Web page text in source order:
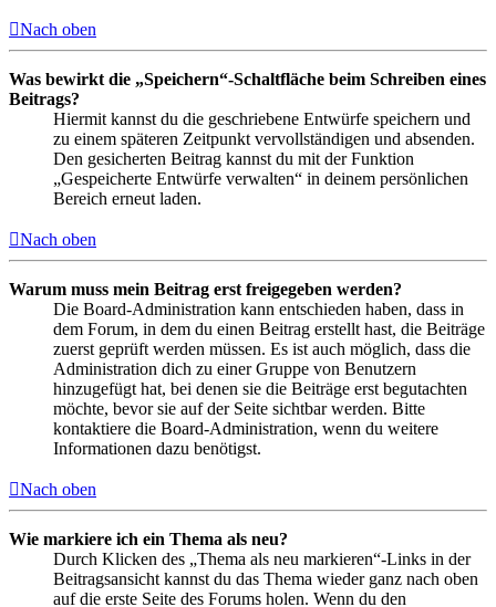
Nach oben
Was bewirkt die „Speichern“-Schaltfläche beim Schreiben eines
Beitrags?
Hiermit kannst du die geschriebene Entwürfe speichern und
zu einem späteren Zeitpunkt vervollständigen und absenden.
Den gesicherten Beitrag kannst du mit der Funktion
„Gespeicherte Entwürfe verwalten“ in deinem persönlichen
Bereich erneut laden.
Nach oben
Warum muss mein Beitrag erst freigegeben werden?
Die Board-Administration kann entschieden haben, dass in
dem Forum, in dem du einen Beitrag erstellt hast, die Beiträge
zuerst geprüft werden müssen. Es ist auch möglich, dass die
Administration dich zu einer Gruppe von Benutzern
hinzugefügt hat, bei denen sie die Beiträge erst begutachten
möchte, bevor sie auf der Seite sichtbar werden. Bitte
kontaktiere die Board-Administration, wenn du weitere
Informationen dazu benötigst.
Nach oben
Wie markiere ich ein Thema als neu?
Durch Klicken des „Thema als neu markieren“-Links in der
Beitragsansicht kannst du das Thema wieder ganz nach oben
auf die erste Seite des Forums holen. Wenn du den